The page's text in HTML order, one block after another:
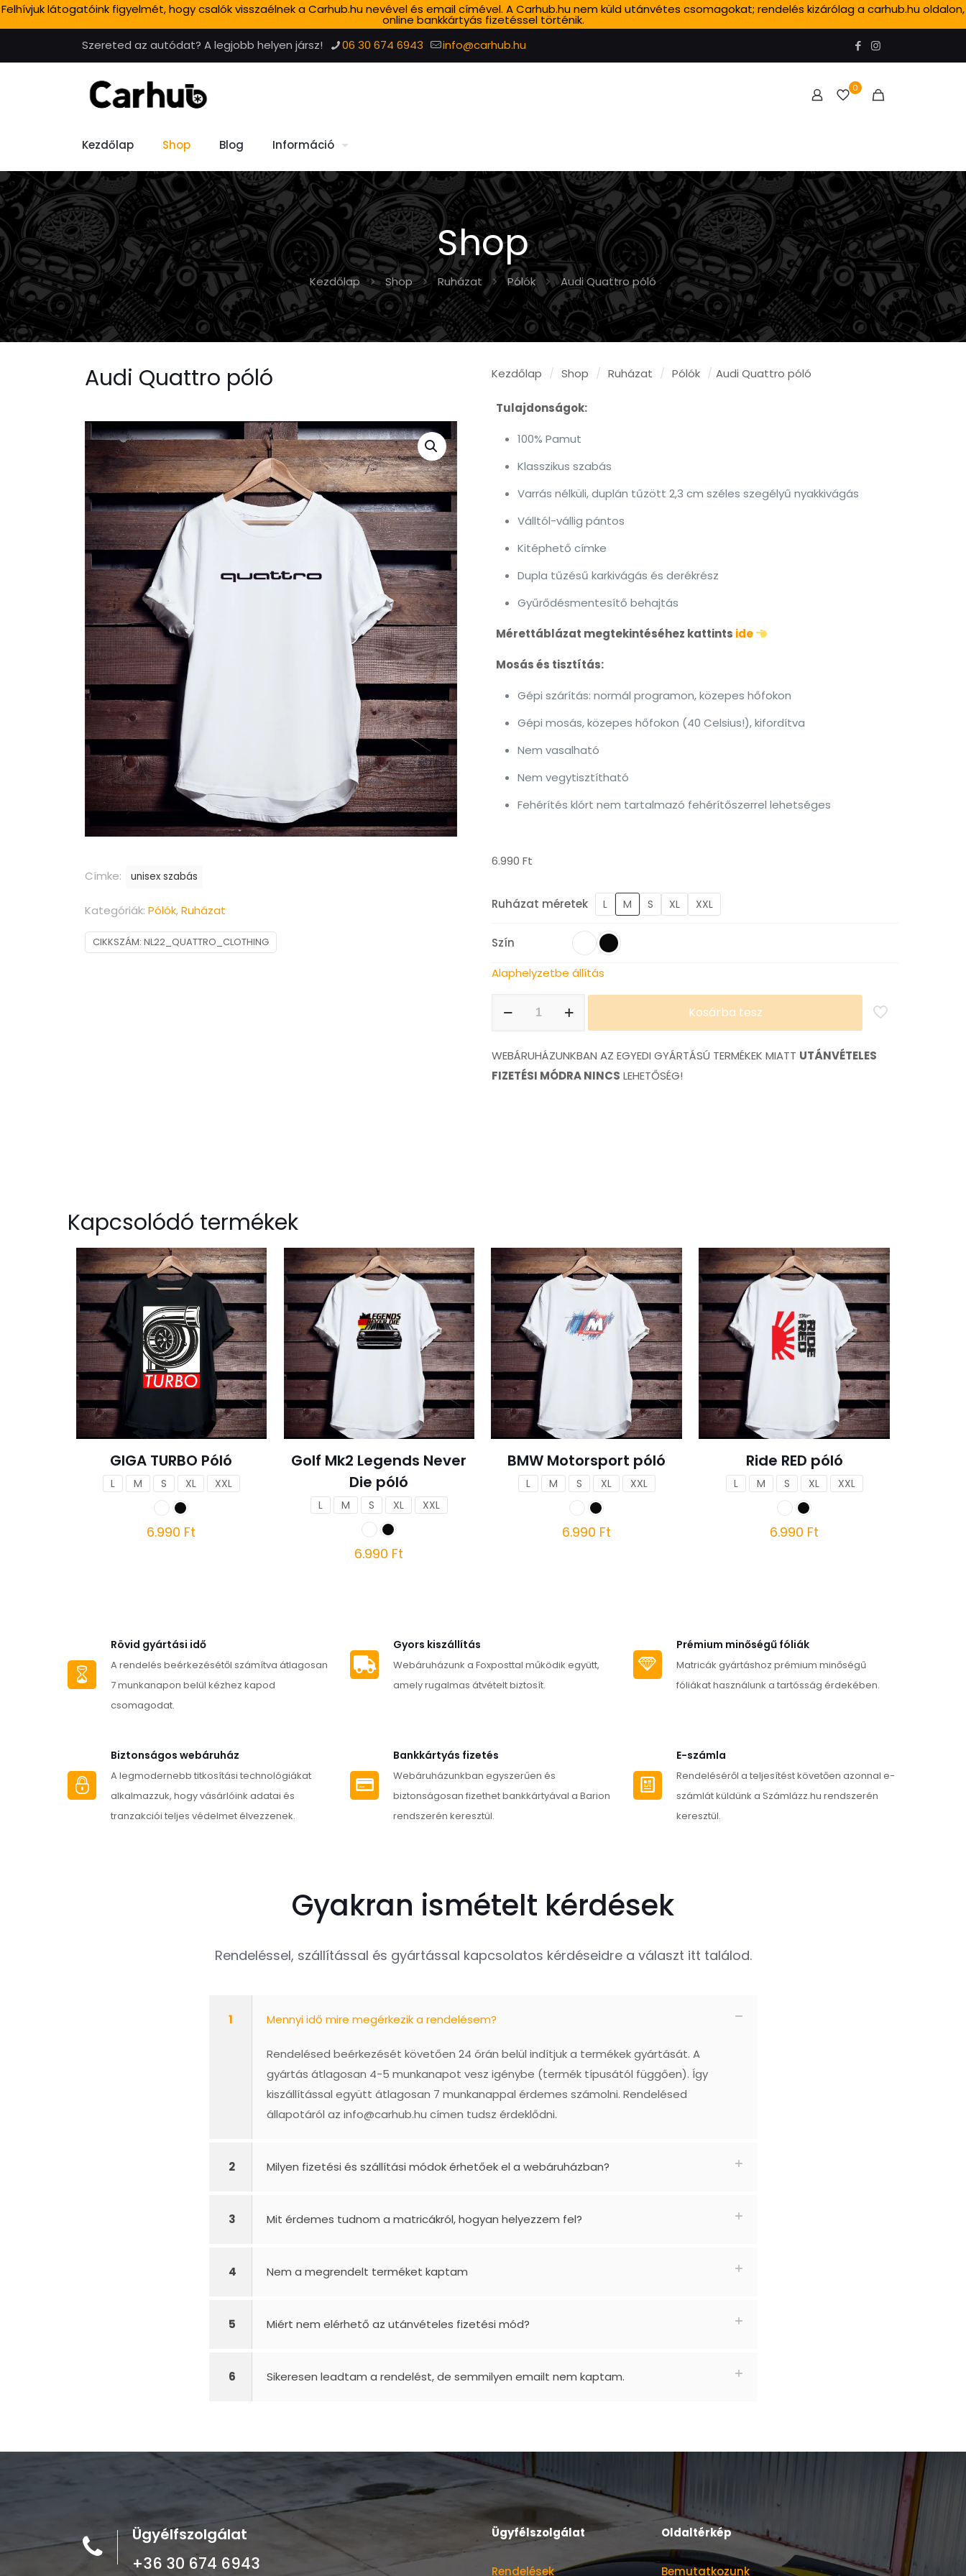
Felhívjuk látogatóink figyelmét, hogy csalók visszaélnek a Carhub.hu nevével és email címével. A Carhub.hu nem küld utánvétes csomagokat; rendelés kizárólag a carhub.hu oldalon,
online bankkártyás fizetéssel történik.
Szereted az autódat? A legjobb helyen jársz!
06 30 674 6943 info@carhub.hu
0
Kezdőlap Shop Blog Információ
Shop
Kezdőlap Shop Ruházat Pólók Audi Quattro póló
Audi Quattro póló
Címke: unisex szabás
Kategóriák: Pólók,Ruházat
CIKKSZÁM: NL22_QUATTRO_CLOTHING
Kezdőlap / Shop / Ruházat / Pólók / Audi Quattro póló
Tulajdonságok:
100% Pamut
Klasszikus szabás
Varrás nélküli, duplán tűzött 2,3 cm széles szegélyű nyakkivágás
Válltól-vállig pántos
Kitéphető címke
Dupla tűzésű karkivágás és derékrész
Gyűrődésmentesítő behajtás
Mérettáblázat megtekintéséhez kattints ide
Mosás és tisztítás:
Gépi szárítás: normál programon, közepes hőfokon
Gépi mosás, közepes hőfokon (40 Celsius!), kifordítva
Nem vasalható
Nem vegytisztítható
Fehérítés klórt nem tartalmazó fehérítőszerrel lehetséges
6.990 Ft
Ruházat méretek L M S XL XXL
Szín
Alaphelyzetbe állítás
mennyiség
Kosárba tesz
WEBÁRUHÁZUNKBAN AZ EGYEDI GYÁRTÁSÚ TERMÉKEK MIATT UTÁNVÉTELES
FIZETÉSI MÓDRA NINCS LEHETŐSÉG!
Kapcsolódó termékek
GIGA TURBO Póló
L M S XL XXL
6.990 Ft
variációja
választhatók
ki
Golf Mk2 Legends Never
Die póló
L M S XL XXL
6.990 Ft
több
variációja
van.
termékoldalon
választhatók
ki
BMW Motorsport póló
L M S XL XXL
6.990 Ft
Ride RED póló
L M S XL XXL
6.990 Ft
variációja
ki
Rövid gyártási idő
A rendelés beérkezésétől számítva átlagosan
7 munkanapon belül kézhez kapod
csomagodat.
Gyors kiszállítás
Webáruházunk a Foxposttal működik együtt,
amely rugalmas átvételt biztosít.
Prémium minőségű fóliák
Matricák gyártáshoz prémium minőségű
fóliákat használunk a tartósság érdekében.
Biztonságos webáruház
A legmodernebb titkosítási technológiákat
alkalmazzuk, hogy vásárlóink adatai és
tranzakciói teljes védelmet élvezzenek.
Bankkártyás fizetés
Webáruházunkban egyszerűen és
biztonságosan fizethet bankkártyával a Barion
rendszerén keresztül.
E-számla
Rendeléséről a teljesítést követően azonnal e-
számlát küldünk a Számlázz.hu rendszerén
keresztül.
Gyakran ismételt kérdések
Rendeléssel, szállítással és gyártással kapcsolatos kérdéseidre a választ itt találod.
1 Mennyi idő mire megérkezik a rendelésem?
Rendelésed beérkezését követően 24 órán belül indítjuk a termékek gyártását. A
gyártás átlagosan 4-5 munkanapot vesz igénybe (termék típusától függően). Így
kiszállítással együtt átlagosan 7 munkanappal érdemes számolni. Rendelésed
állapotáról az info@carhub.hu címen tudsz érdeklődni.
2 Milyen fizetési és szállítási módok érhetőek el a webáruházban?
3 Mit érdemes tudnom a matricákról, hogyan helyezzem fel?
4 Nem a megrendelt terméket kaptam
5 Miért nem elérhető az utánvételes fizetési mód?
6 Sikeresen leadtam a rendelést, de semmilyen emailt nem kaptam.
Ügyélfszolgálat
+36 30 674 6943
Ügyfélszolgálat
Rendelések
Oldaltérkép
Bemutatkozunk